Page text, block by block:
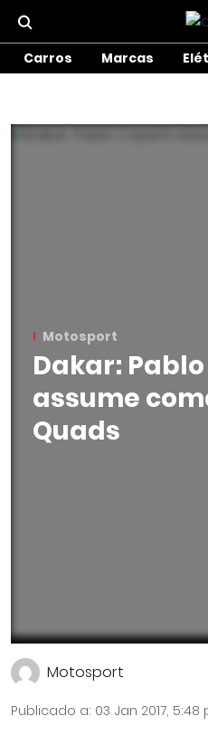
Carros Marcas
Motosport
Dakar:
assume
Quads
Motosport
Publicado a: 03 Jan 2017, 5:48